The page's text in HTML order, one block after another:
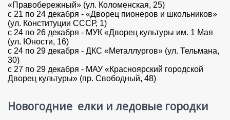
«Правобережный» (ул. Коломенская, 25)
с 21 по 24 декабря - «Дворец пионеров и школьников»
(ул. Конституции СССР, 1)
с 24 по 26 декабря - МУК «Дворец культуры им. 1 Мая
(ул. Юности, 16)
с 24 по 29 декабря - ДКС «Металлургов» (ул. Тельмана,
30)
с 27 по 29 декабря - МАУ «Красноярский городской
Дворец культуры» (пр. Свободный, 48)
Новогодние елки и ледовые городки